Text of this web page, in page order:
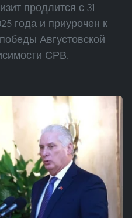
продлится с 31
года и приурочен к
Августовской
СРВ.